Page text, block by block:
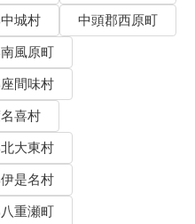
城村
中頭郡西原町
風原町
間味村
喜村
大東村
是名村
重瀬町